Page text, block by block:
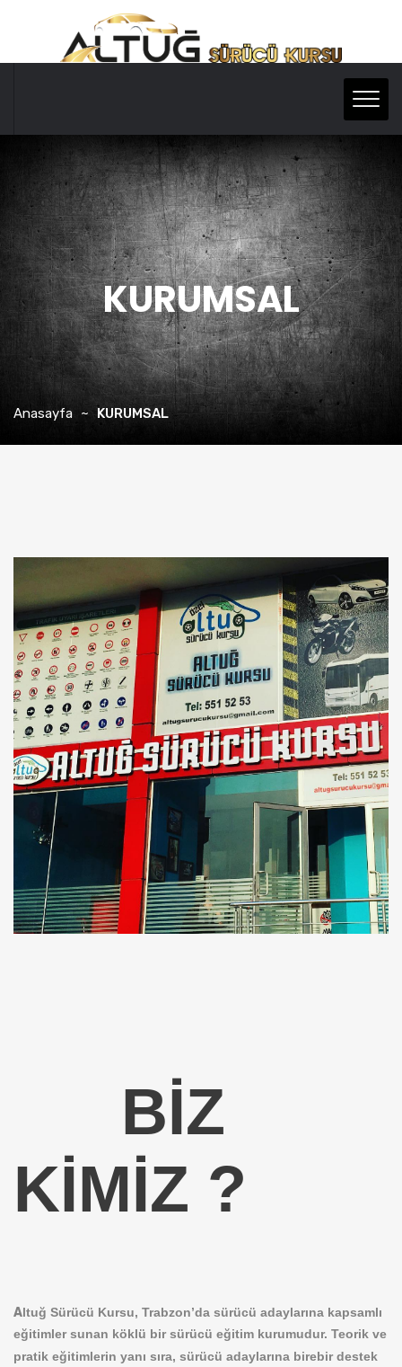
KURUMSAL
Anasayfa KURUMSAL
BİZ
KİMİZ ?
Altuğ Sürücü Kursu, Trabzon’da sürücü adaylarına kapsamlı
eğitimler sunan köklü bir sürücü eğitim kurumudur. Teorik ve
pratik eğitimlerin yanı sıra, sürücü adaylarına birebir destek